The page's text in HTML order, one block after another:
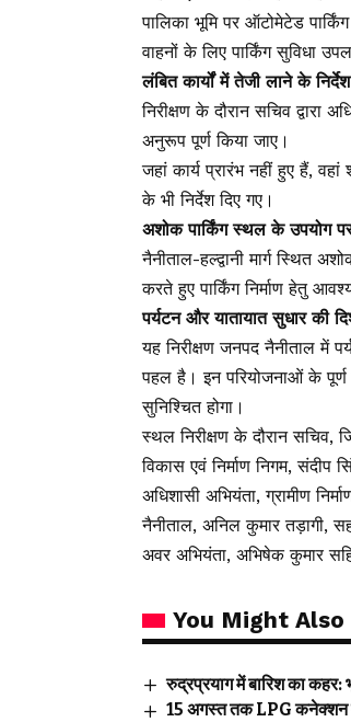
पालिका भूमि पर ऑटोमेटेड
वाहनों के लिए पार्किंग सुविधा
लंबित कार्यों में तेजी लाने के निर्देश
निरीक्षण के दौरान सचिव द्वारा
अनुरूप पूर्ण किया जाए।
जहां कार्य प्रारंभ नहीं हुए हैं,
के भी निर्देश दिए गए।
अशोक पार्किंग स्थल के उपयोग पर
नैनीताल-हल्द्वानी मार्ग स्थित
करते हुए पार्किंग निर्माण हेतु
पर्यटन और यातायात सुधार की
यह निरीक्षण जनपद नैनीताल में
पहल है। इन परियोजनाओं के पूर्ण
सुनिश्चित होगा।
स्थल निरीक्षण के दौरान सचिव,
विकास एवं निर्माण निगम, संदीप
अधिशासी अभियंता, ग्रामीण
नैनीताल, अनिल कुमार तड़ागी,
अवर अभियंता, अभिषेक कुमार
You Might Also
रुद्रप्रयाग में बारिश का
15 अगस्त तक LPG कनेक्शन